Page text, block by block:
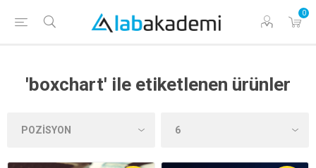
0
'boxchart' ile etiketlenen ürünler